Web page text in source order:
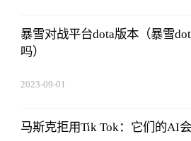
暴雪对战平台dota版本（暴雪
吗）
2023-09-01
马斯克拒用Tik Tok：它们的AI